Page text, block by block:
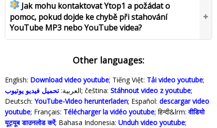
Jak mohu kontaktovat Ytop1 a požádat o
pomoc, pokud dojde ke chybě při stahování
YouTube MP3 nebo YouTube videa?
Other languages:
English: Download video youtube; Tiếng Việt: Tải video youtube;
العربية: تحميل فيديو يوتيوب ; čeština: Stáhnout video z youtube;
Deutsch: YouTube-Video herunterladen; Español: descargar video
youtube; Français: Télécharger la vidéo youtube; हिन्दी&lrm:वीडियो
यूट्यूब डाउनलोड करें; Bahasa Indonesia‬: Unduh video youtube;